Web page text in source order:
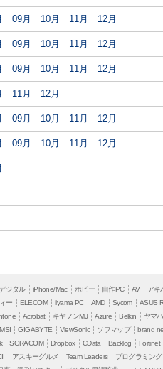
09月 10月 11月 12月
09月 10月 11月 12月
09月 10月 11月 12月
11月 12月
09月 10月 11月 12月
09月 10月 11月 12月
デジタル iPhone/Mac ホビー 自作PC AV アキ
ー ELECOM iiyama PC AMD Sycom ASUS
Acrobat キヤノンMJ Azure Belkin ヤマハ
MSI
GIGABYTE ViewSonic ソフマップ brand
SORACOM Dropbox CData Backlog Fortinet
アスキーグルメ Team Leaders プログラミング